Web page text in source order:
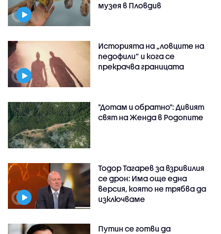
музея в Пловдив
Историята на „ловците на
педофили” и кога се
прекрачва границата
"Дотам и обратно": Дивият
свят на Женда в Родопите
Тодор Тагарев за взривилия
се дрон: Има още една
версия, която не трябва да
изключваме
Путин се готви да